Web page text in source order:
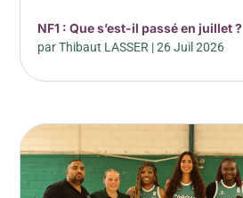
NF1 : Que s’est-il passé en juillet ?
parThibaut LASSER |26 Juil 2026